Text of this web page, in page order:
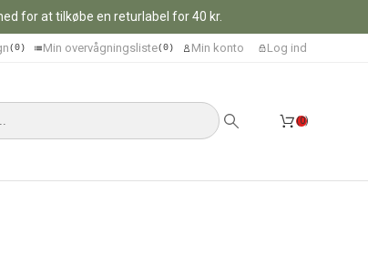
for at tilkøbe en returlabel for 40 kr.
0 Min overvågningsliste 0 Min konto Log ind
0